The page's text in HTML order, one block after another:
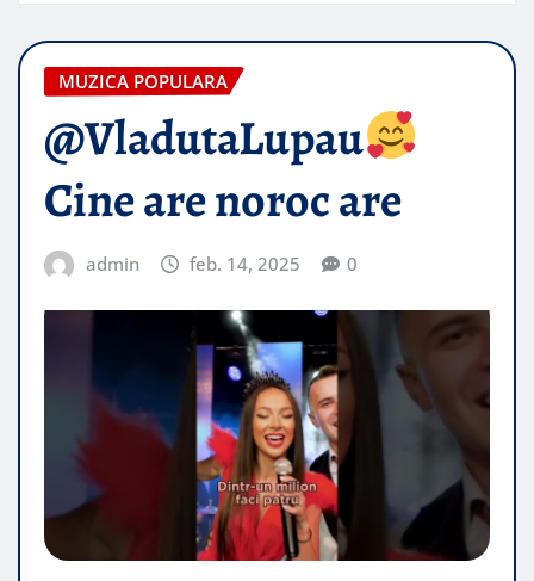
MUZICA POPULARA
@VladutaLupau
Cine are noroc are
admin feb. 14, 2025 0